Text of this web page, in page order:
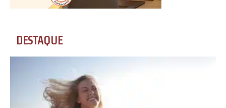
DESTAQUE